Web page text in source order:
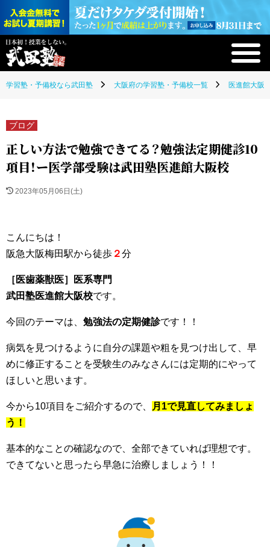
学習塾・予備校なら武田塾 大阪府の学習塾・予備校一覧 医進館大阪
ブログ
正しい方法で勉強できてる？勉強法定期健診10
項目！ー医学部受験は武田塾医進館大阪校
2023年05月06日(土)
こんにちは！
阪急大阪梅田駅から徒歩 ２分
［医歯薬獣医］医系専門
武田塾医進館大阪校です。
今回のテーマは、 勉強法の定期健診です！！
病気を見つけるように自分の課題や粗を見つけ出して、早
めに修正することを受験生のみなさんには定期的にやって
ほしいと思います。
今から10項目をご紹介するので、
月1で見直してみましょ
う！
基本的なことの確認なので、全部できていれば理想です。
できてないと思ったら早急に治療しましょう！！